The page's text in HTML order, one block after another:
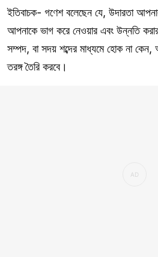
ইতিবাচক- গণেশ বলেছেন যে, উদারতা
আপনাকে ভাগ করে নেওয়ার এবং উন্নতি
সম্পদ, বা সদয় শব্দের মাধ্যমে হোক না কেন,
তরঙ্গ তৈরি করবে।